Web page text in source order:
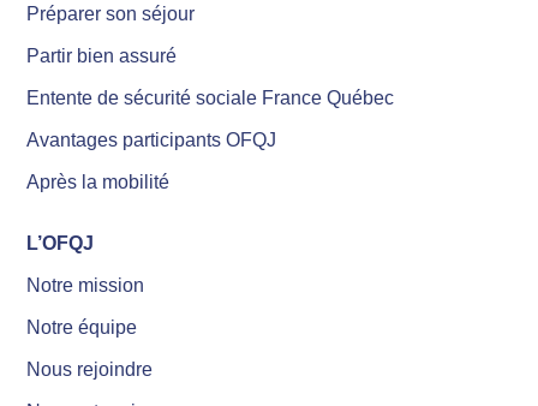
Préparer son séjour
Partir bien assuré
Entente de sécurité sociale France Québec
Avantages participants OFQJ
Après la mobilité
L’OFQJ
Notre mission
Notre équipe
Nous rejoindre